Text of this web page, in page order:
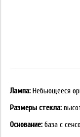
Лампа: Небьющееся
Размеры стекла:
Основание: база с